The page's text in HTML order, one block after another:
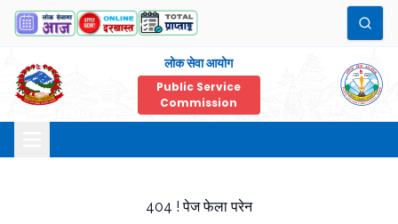
लोक सेवा आयोग
Public Service
Commission
404 ! पेज फेला परेन